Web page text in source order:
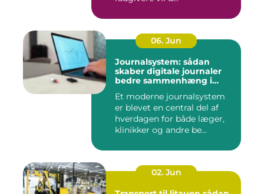
06. Jun
Journalsystem: sådan
skaber digitale journaler
bedre sammenhæng i
Et moderne journalsystem
er blevet en central del af
hverdagen for både læger,
klinikker og andre be...
02. Jun